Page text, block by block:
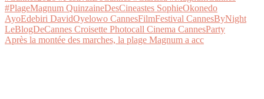
Après la montée des marches, la plage Magnum a acc